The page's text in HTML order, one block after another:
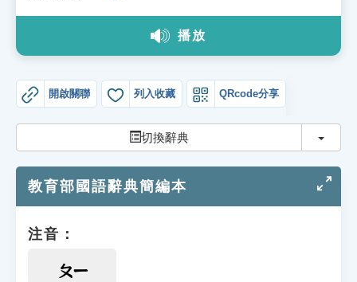
教學應用
貓頭鷹博士
播放
開啟關聯 列入收藏 QRcode分享
切換辭典 切換
教育部國語辭典簡編本
注音：
ㄆㄧ